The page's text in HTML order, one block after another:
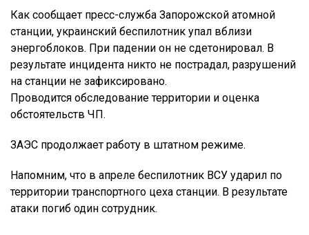
Как сообщает пресс-служба Запорожской атомной
станции, украинский беспилотник упал вблизи
энергоблоков. При падении он не сдетонировал. В
результате инцидента никто не пострадал, разрушений
на станции не зафиксировано.
Проводится обследование территории и оценка
обстоятельств ЧП.
ЗАЭС продолжает работу в штатном режиме.
Напомним, что в апреле беспилотник ВСУ ударил по
территории транспортного цеха станции. В результате
атаки погиб один сотрудник.